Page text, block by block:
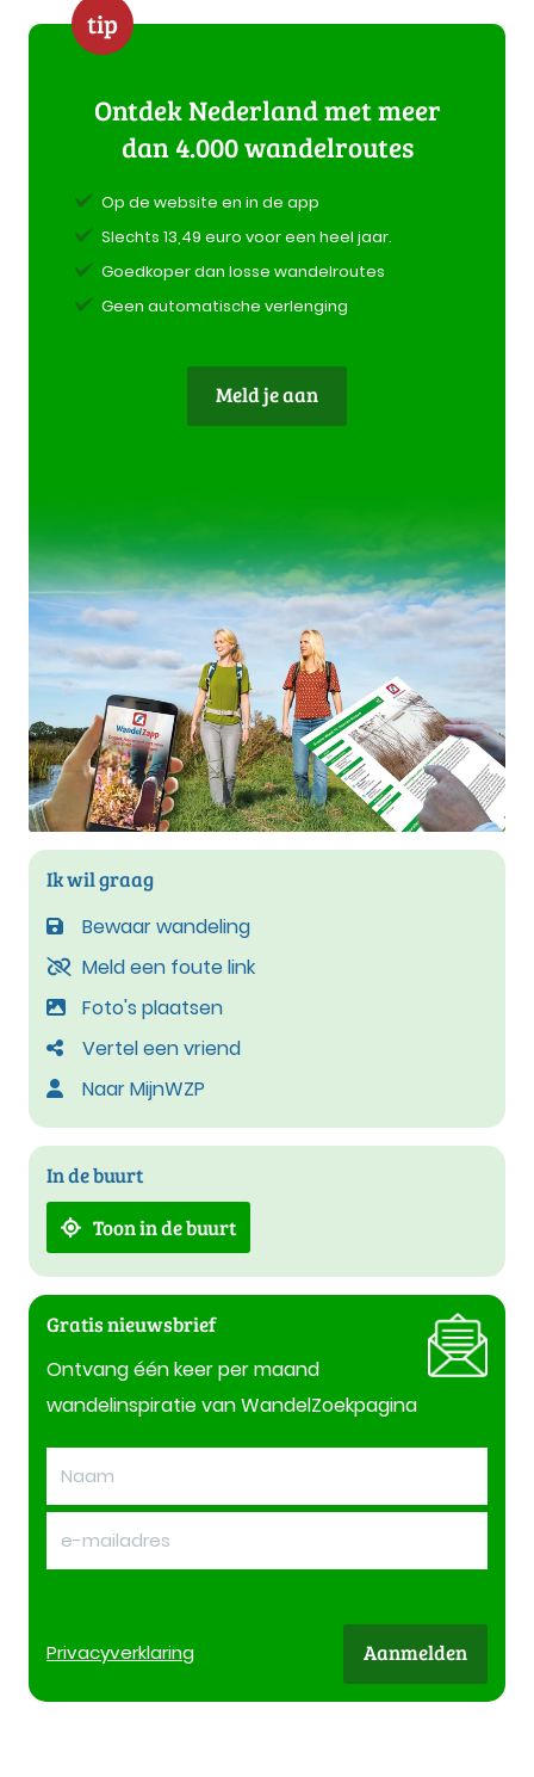
tip
Ontdek Nederland met meer
dan 4.000 wandelroutes
Op de website en in de app
Slechts 13,49 euro voor een heel jaar.
Goedkoper dan losse wandelroutes
Geen automatische verlenging
Meld je aan
Ik wil graag
Bewaar wandeling
Meld een foute link
Foto's plaatsen
Vertel een vriend
Naar MijnWZP
In de buurt
Toon in de buurt
Gratis nieuwsbrief
Ontvang één keer per maand
wandelinspiratie van WandelZoekpagina
Privacyverklaring Aanmelden